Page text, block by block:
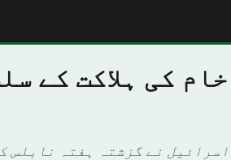
کی ہلاکت کے
نے گزشتہ ہفتہ نابلس